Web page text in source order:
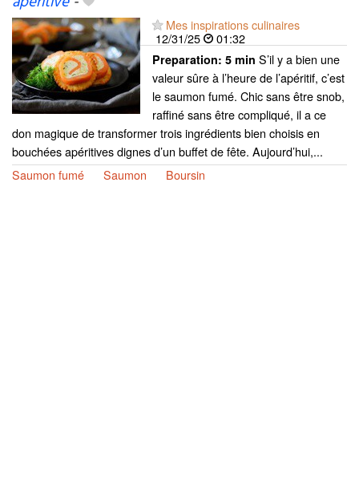
Mes inspirations culinaires
12/31/25
01:32
Preparation: 5 min S’il y a bien une
valeur sûre à l’heure de l’apéritif, c’est
le saumon fumé. Chic sans être snob,
raffiné sans être compliqué, il a ce
don magique de transformer trois ingrédients bien choisis en
bouchées apéritives dignes d’un buffet de fête. Aujourd’hui,...
Saumon fumé
Saumon Boursin